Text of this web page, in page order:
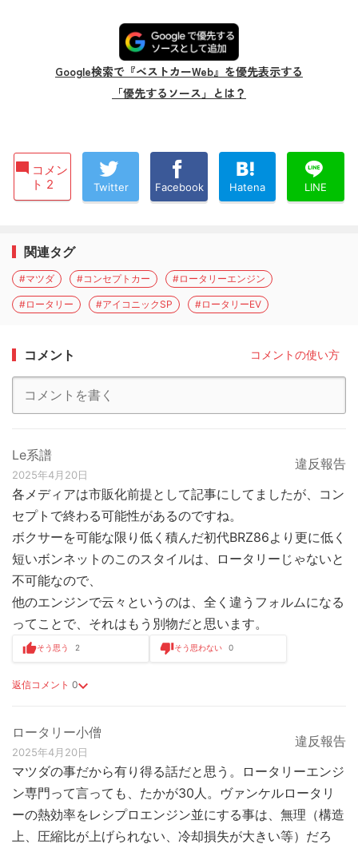
Google検索で『ベストカーWeb』を優先表示する
「優先するソース」とは？
コメン
ト 2
Twitter Facebook Hatena LINE
関連タグ
#マツダ #コンセプトカー #ロータリーエンジン
#ロータリー #アイコニックSP #ロータリーEV
コメント コメントの使い方
Le系譜
2025年4月20日
違反報告
各メディアは市販化前提として記事にしてましたが、コン
セプトで終わる可能性があるのですね。
ボクサーを可能な限り低く積んだ初代BRZ86より更に低く
短いボンネットのこのスタイルは、ロータリーじゃないと
不可能なので、
他のエンジンで云々というのは、全く違うフォルムになる
ってことで、それはもう別物だと思います。
返信コメント 0
そう思う 2 そう思わない 0
ロータリー小僧
2025年4月20日
違反報告
マツダの事だから有り得る話だと思う。ロータリーエンジ
ン専門って言っても、たかが30人。ヴァンケルロータリ
ーの熱効率をレシプロエンジン並にする事は、無理（構造
上、圧縮比が上げられない、冷却損失が大きい等）だろ